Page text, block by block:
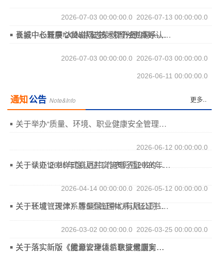
2026-07-13 00:00:00.0
2026-07-03 00:00:00.0
喜报｜长城中心黄岩同志荣获国兴资本系统优秀共产党员称号
2026-07-03 00:00:00.0
长城中心斩获“2026认证技术提升周”良好认证审核案例殊荣
2026-07-03 00:00:00.0
长城中心开展“人人讲安全、个个会应急——排查整治风险隐患”主题安全培训
2026-06-11 00:00:00.0
通知公告 Note&Info 更多..
关于举办“质量、环境、职业健康安全管理三体系内审员培训班”的通知
2026-06-12 00:00:00.0
关于认证证书样式变更并实施电子证书的通知
2026-05-12 00:00:00.0
关于举办“2025年度认证工作表彰暨2026年度审核员培训大会”的通知
2026-04-14 00:00:00.0
关于长城（天津）质量保证中心有限公司注册地址变更的通知
2026-03-25 00:00:00.0
关于环境管理体系等5项管理体系认证证书样式变更的通知
2026-03-02 00:00:00.0
关于落实新版《能源管理体系认证规则》的通知
关于落实新版《信息安全、信息技术服务管理体系认证规则》的通知
关于落实新版《质量、环境、职业健康安全管理体系认证规则》的通知